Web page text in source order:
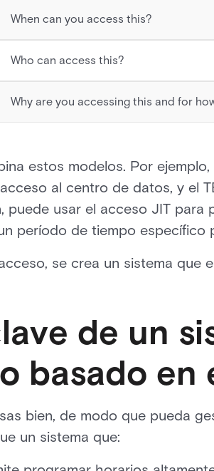
When can you access this?
Who can access this?
Why are you accessing this and for
estos modelos. Por
al centro de datos, y el
puede usar el acceso JIT para
período de tiempo específico
se crea un sistema que
de un
basado en
bien, de modo que pueda
un sistema que: